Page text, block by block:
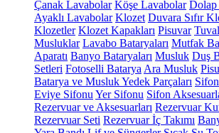
Çanak Lavabolar Köşe Lavabolar
Ayaklı Lavabolar Klozet Duvara Sıfır
Klozetler Klozet Kapakları Pisuvar
Musluklar Lavabo Bataryaları Mutfak
Aparatı Banyo Bataryaları Musluk Duş
Setleri Fotoselli Batarya Ara Musluk
Batarya ve Musluk Yedek Parçaları Sifon
Eviye Sifonu Yer Sifonu Sifon
Rezervuar ve Aksesuarları Rezervuar
Rezervuar Seti Rezervuar İç Takımı